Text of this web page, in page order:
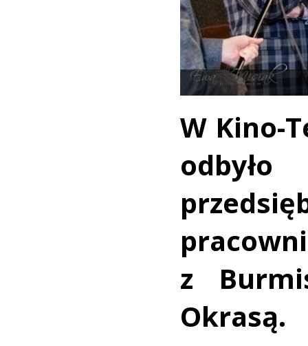
W Kino-
z
Okrasą.